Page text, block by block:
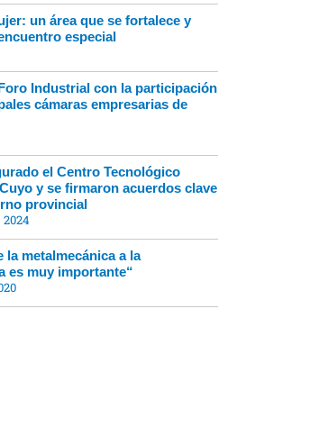
un área que se fortalece y
especial
Industrial con la participación
cámaras empresarias de
el Centro Tecnológico
y se firmaron acuerdos clave
provincial
la metalmecánica a la
es muy importante“